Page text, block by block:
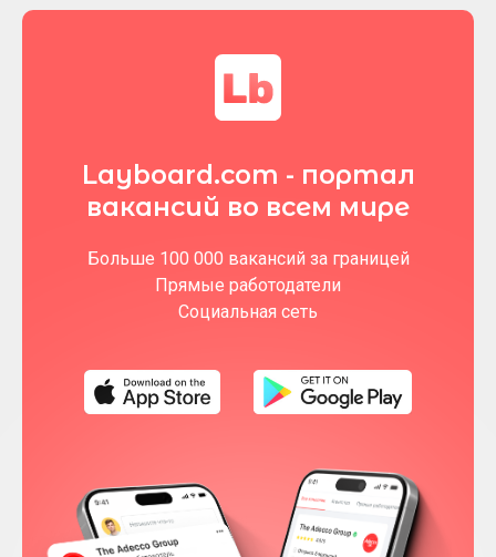
Layboard.com - портал
вакансий во всем мире
Больше 100 000 вакансий за границей
Прямые работодатели
Социальная сеть